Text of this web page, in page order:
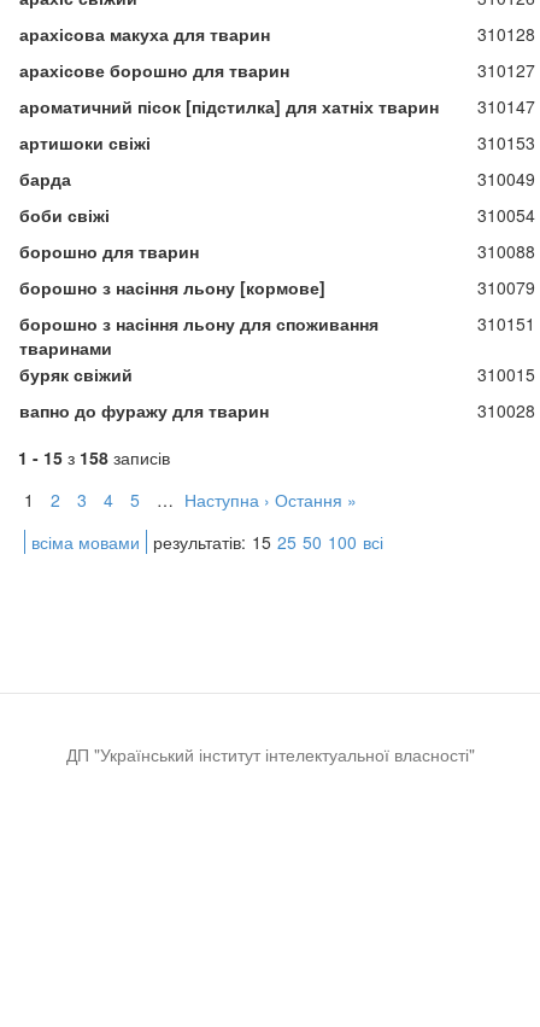
арахісова макуха для тварин
310128
арахісове борошно для тварин
310127
ароматичний пісок [підстилка] для хатніх тварин
310147
артишоки свіжі
310153
барда
310049
боби свіжі
310054
борошно для тварин
310088
борошно з насіння льону [кормове]
310079
борошно з насіння льону для споживання
тваринами
310151
буряк свіжий
310015
вапно до фуражу для тварин
310028
1 - 15 з 158 записів
1
2 3 4 5 … Наступна › Остання »
всіма мовами
результатів: 15 25 50 100 всі
ДП "Український інститут інтелектуальної власності"